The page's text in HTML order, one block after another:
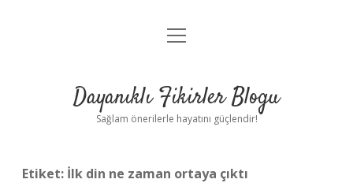
Anasayfa
Yasal Uyarı
menüyü
Dayanıklı Fikirler Blogu
Sağlam önerilerle hayatını güçlendir!
Etiket: İlk din ne zaman ortaya çıktı